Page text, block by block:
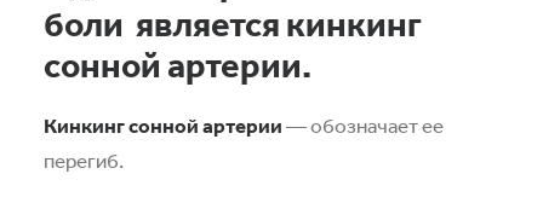
боли является кинкинг
сонной артерии.
Кинкинг сонной артерии— обозначает ее
перегиб.